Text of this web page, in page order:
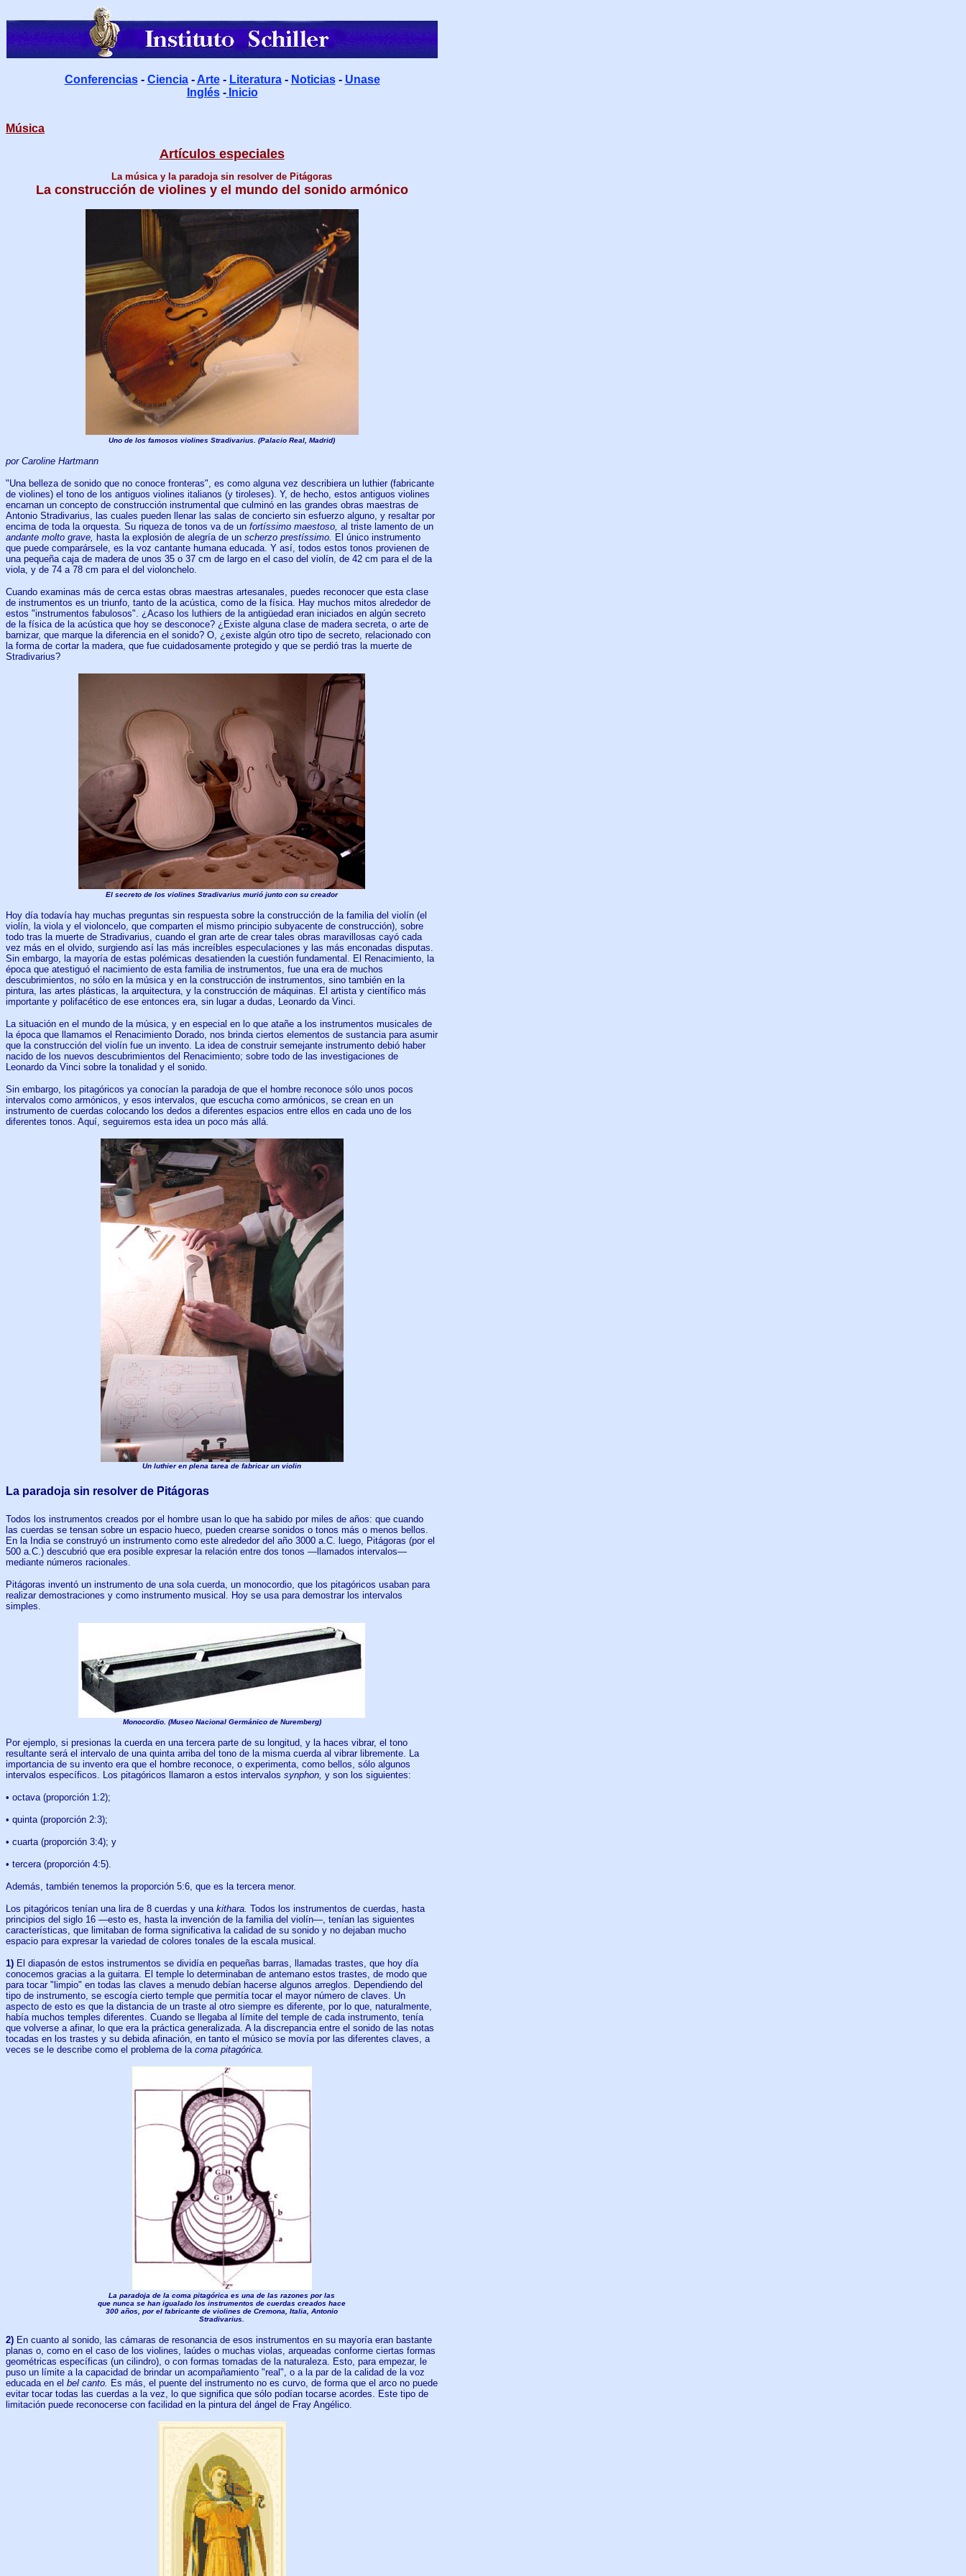
Conferencias- Ciencia- Arte- Literatura- Noticias- Unase
Inglés- Inicio
Música
Artículos especiales
La música y la paradoja sin resolver de Pitágoras
La construcción de violines y el mundo del sonido armónico
Uno de los famosos violines Stradivarius. (Palacio Real, Madrid)
por Caroline Hartmann
"Una belleza de sonido que no conoce fronteras", es como alguna vez describiera un luthier (fabricante
de violines) el tono de los antiguos violines italianos (y tiroleses). Y, de hecho, estos antiguos violines
encarnan un concepto de construcción instrumental que culminó en las grandes obras maestras de
Antonio Stradivarius, las cuales pueden llenar las salas de concierto sin esfuerzo alguno, y resaltar por
encima de toda la orquesta. Su riqueza de tonos va de un fortíssimo maestoso, al triste lamento de un
andante molto grave, hasta la explosión de alegría de un scherzo prestíssimo. El único instrumento
que puede comparársele, es la voz cantante humana educada. Y así, todos estos tonos provienen de
una pequeña caja de madera de unos 35 o 37 cm de largo en el caso del violín, de 42 cm para el de la
viola, y de 74 a 78 cm para el del violonchelo.
Cuando examinas más de cerca estas obras maestras artesanales, puedes reconocer que esta clase
de instrumentos es un triunfo, tanto de la acústica, como de la física. Hay muchos mitos alrededor de
estos "instrumentos fabulosos". ¿Acaso los luthiers de la antigüedad eran iniciados en algún secreto
de la física de la acústica que hoy se desconoce? ¿Existe alguna clase de madera secreta, o arte de
barnizar, que marque la diferencia en el sonido? O, ¿existe algún otro tipo de secreto, relacionado con
la forma de cortar la madera, que fue cuidadosamente protegido y que se perdió tras la muerte de
Stradivarius?
El secreto de los violines Stradivarius murió junto con su creador
Hoy día todavía hay muchas preguntas sin respuesta sobre la construcción de la familia del violín (el
violín, la viola y el violoncelo, que comparten el mismo principio subyacente de construcción), sobre
todo tras la muerte de Stradivarius, cuando el gran arte de crear tales obras maravillosas cayó cada
vez más en el olvido, surgiendo así las más increíbles especulaciones y las más enconadas disputas.
Sin embargo, la mayoría de estas polémicas desatienden la cuestión fundamental. El Renacimiento, la
época que atestiguó el nacimiento de esta familia de instrumentos, fue una era de muchos
descubrimientos, no sólo en la música y en la construcción de instrumentos, sino también en la
pintura, las artes plásticas, la arquitectura, y la construcción de máquinas. El artista y científico más
importante y polifacético de ese entonces era, sin lugar a dudas, Leonardo da Vinci.
La situación en el mundo de la música, y en especial en lo que atañe a los instrumentos musicales de
la época que llamamos el Renacimiento Dorado, nos brinda ciertos elementos de sustancia para asumir
que la construcción del violín fue un invento. La idea de construir semejante instrumento debió haber
nacido de los nuevos descubrimientos del Renacimiento; sobre todo de las investigaciones de
Leonardo da Vinci sobre la tonalidad y el sonido.
Sin embargo, los pitagóricos ya conocían la paradoja de que el hombre reconoce sólo unos pocos
intervalos como armónicos, y esos intervalos, que escucha como armónicos, se crean en un
instrumento de cuerdas colocando los dedos a diferentes espacios entre ellos en cada uno de los
diferentes tonos. Aquí, seguiremos esta idea un poco más allá.
Un luthier en plena tarea de fabricar un violin
La paradoja sin resolver de Pitágoras
Todos los instrumentos creados por el hombre usan lo que ha sabido por miles de años: que cuando
las cuerdas se tensan sobre un espacio hueco, pueden crearse sonidos o tonos más o menos bellos.
En la India se construyó un instrumento como este alrededor del año 3000 a.C. luego, Pitágoras (por el
500 a.C.) descubrió que era posible expresar la relación entre dos tonos —llamados intervalos—
mediante números racionales.
Pitágoras inventó un instrumento de una sola cuerda, un monocordio, que los pitagóricos usaban para
realizar demostraciones y como instrumento musical. Hoy se usa para demostrar los intervalos
simples.
Monocordio. (Museo Nacional Germánico de Nuremberg)
Por ejemplo, si presionas la cuerda en una tercera parte de su longitud, y la haces vibrar, el tono
resultante será el intervalo de una quinta arriba del tono de la misma cuerda al vibrar libremente. La
importancia de su invento era que el hombre reconoce, o experimenta, como bellos, sólo algunos
intervalos específicos. Los pitagóricos llamaron a estos intervalos synphon, y son los siguientes:
• octava (proporción 1:2);
• quinta (proporción 2:3);
• cuarta (proporción 3:4); y
• tercera (proporción 4:5).
Además, también tenemos la proporción 5:6, que es la tercera menor.
Los pitagóricos tenían una lira de 8 cuerdas y una kithara. Todos los instrumentos de cuerdas, hasta
principios del siglo 16 —esto es, hasta la invención de la familia del violín—, tenían las siguientes
características, que limitaban de forma significativa la calidad de su sonido y no dejaban mucho
espacio para expresar la variedad de colores tonales de la escala musical.
1) El diapasón de estos instrumentos se dividía en pequeñas barras, llamadas trastes, que hoy día
conocemos gracias a la guitarra. El temple lo determinaban de antemano estos trastes, de modo que
para tocar "limpio" en todas las claves a menudo debían hacerse algunos arreglos. Dependiendo del
tipo de instrumento, se escogía cierto temple que permitía tocar el mayor número de claves. Un
aspecto de esto es que la distancia de un traste al otro siempre es diferente, por lo que, naturalmente,
había muchos temples diferentes. Cuando se llegaba al límite del temple de cada instrumento, tenía
que volverse a afinar, lo que era la práctica generalizada. A la discrepancia entre el sonido de las notas
tocadas en los trastes y su debida afinación, en tanto el músico se movía por las diferentes claves, a
veces se le describe como el problema de la coma pitagórica.
La paradoja de la coma pitagórica es una de las razones por las
que nunca se han igualado los instrumentos de cuerdas creados hace
300 años, por el fabricante de violines de Cremona, Italia, Antonio
Stradivarius.
2) En cuanto al sonido, las cámaras de resonancia de esos instrumentos en su mayoría eran bastante
planas o, como en el caso de los violines, laúdes o muchas violas, arqueadas conforme ciertas formas
geométricas específicas (un cilindro), o con formas tomadas de la naturaleza. Esto, para empezar, le
puso un límite a la capacidad de brindar un acompañamiento "real", o a la par de la calidad de la voz
educada en el bel canto. Es más, el puente del instrumento no es curvo, de forma que el arco no puede
evitar tocar todas las cuerdas a la vez, lo que significa que sólo podían tocarse acordes. Este tipo de
limitación puede reconocerse con facilidad en la pintura del ángel de Fray Angélico.